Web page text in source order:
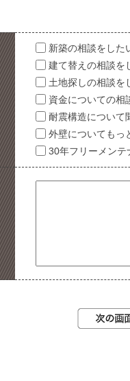
新築の相談をした
建て替えの相談を
土地探しの相談を
資金についての相
耐震構造について
外壁についてもっ
30年フリーメンテ